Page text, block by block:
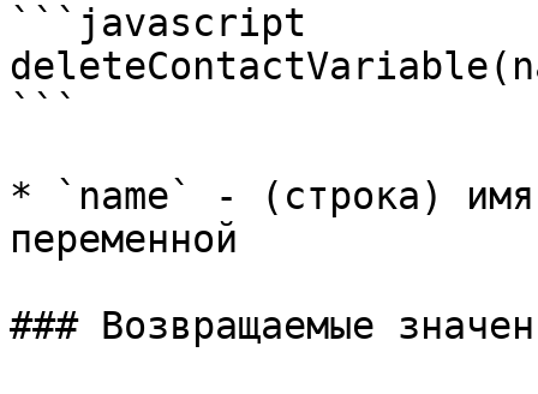
```javascript
```
* `name` - (строка) имя
переменной
### Возвращаемые